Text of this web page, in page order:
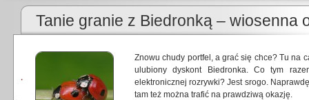
Tanie granie z Biedronką – wiosenna
Znowu chudy portfel, a grać się chce? Tu na
ulubiony dyskont Biedronka. Co tym
elektronicznej rozrywki? Jest srogo.
tam też można trafić na prawdziwą okazję.